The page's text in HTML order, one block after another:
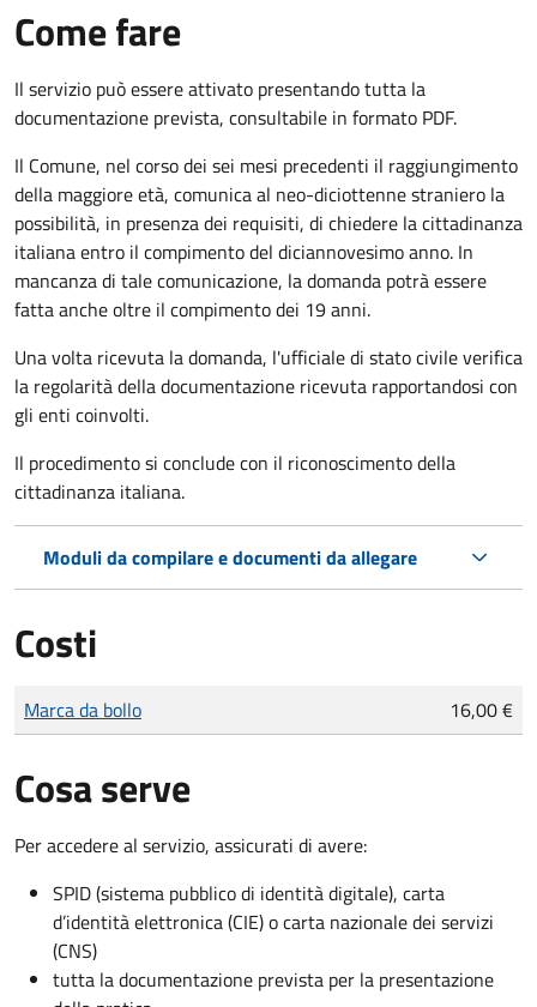
Come fare
Il servizio può essere attivato presentando tutta la
documentazione prevista, consultabile in formato PDF.
Il Comune, nel corso dei sei mesi precedenti il raggiungimento
della maggiore età, comunica al neo-diciottenne straniero la
possibilità, in presenza dei requisiti, di chiedere la cittadinanza
italiana entro il compimento del diciannovesimo anno. In
mancanza di tale comunicazione, la domanda potrà essere
fatta anche oltre il compimento dei 19 anni.
Una volta ricevuta la domanda, l'ufficiale di stato civile verifica
la regolarità della documentazione ricevuta rapportandosi con
gli enti coinvolti.
Il procedimento si conclude con il riconoscimento della
cittadinanza italiana.
Moduli da compilare e documenti da allegare
Costi
Tipo di pagamento
Importo
Marca da bollo 16,00 €
Cosa serve
Per accedere al servizio, assicurati di avere:
SPID (sistema pubblico di identità digitale), carta
d’identità elettronica (CIE) o carta nazionale dei servizi
(CNS)
tutta la documentazione prevista per la presentazione